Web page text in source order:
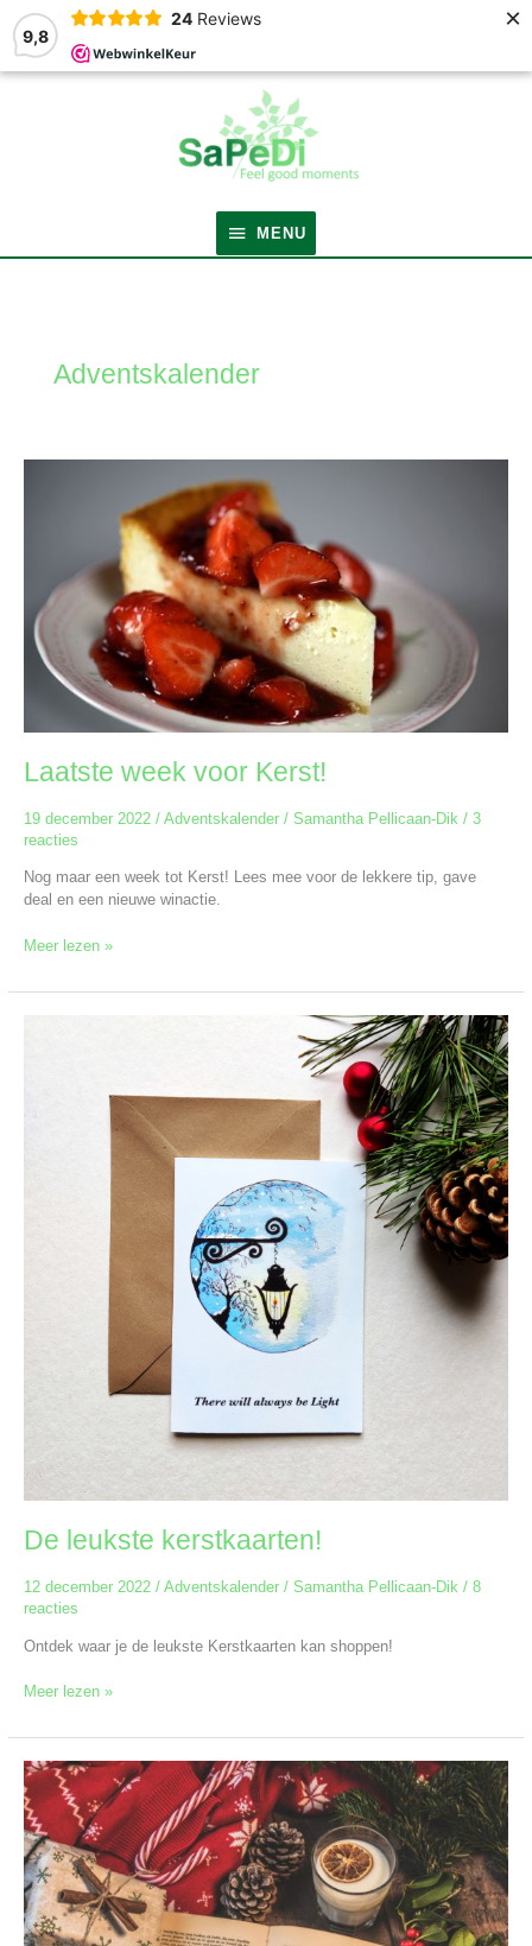
9,8
24 Reviews ×
MENU
MENU
Adventskalender
Laatste week voor Kerst!
19 december 2022 / Adventskalender/ Samantha Pellicaan-Dik / 3
reacties
Nog maar een week tot Kerst! Lees mee voor de lekkere tip, gave
deal en een nieuwe winactie.
Meer lezen »
De leukste kerstkaarten!
12 december 2022 / Adventskalender/ Samantha Pellicaan-Dik / 8
reacties
Ontdek waar je de leukste Kerstkaarten kan shoppen!
Meer lezen »
Start
gezellige
Adventskalender
2022!